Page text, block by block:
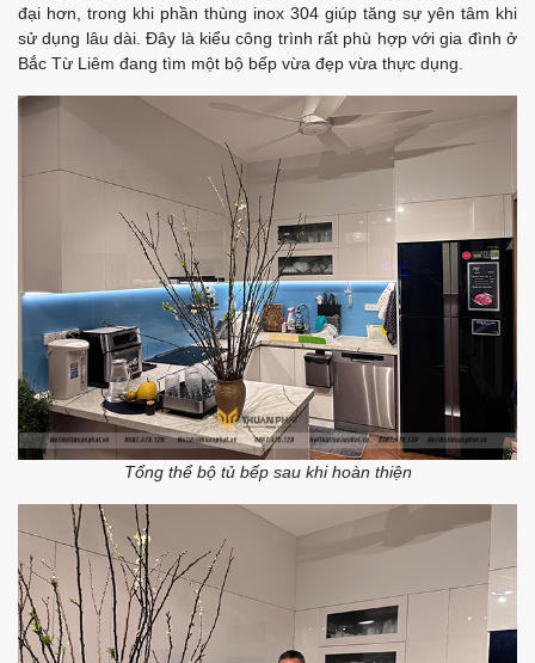
đại hơn, trong khi phần thùng inox 304 giúp tăng sự yên tâm khi
sử dụng lâu dài. Đây là kiểu công trình rất phù hợp với gia đình ở
Bắc Từ Liêm đang tìm một bộ bếp vừa đẹp vừa thực dụng.
Tổng thể bộ tủ bếp sau khi hoàn thiện